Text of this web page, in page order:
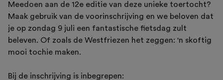
Meedoen aan de 12e editie van deze unieke toertocht?
Maak gebruik van de voorinschrijving en we beloven dat
je op zondag 9 juli een fantastische fietsdag zult
beleven. Of zoals de Westfriezen het zeggen: 'n skoftig
mooi tochie maken.
Bij de inschrijving is inbegrepen: